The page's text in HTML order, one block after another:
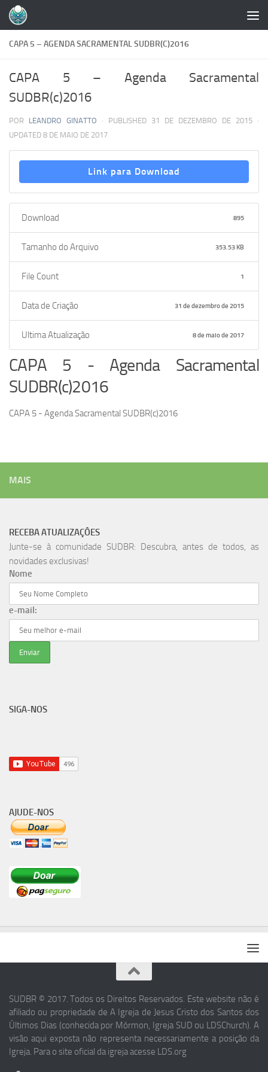
Skip to content
CAPA 5 – AGENDA SACRAMENTAL SUDBR(C)2016
CAPA 5 – Agenda Sacramental
SUDBR(c)2016
POR LEANDRO GINATTO · PUBLISHED 31 DE DEZEMBRO DE 2015 ·
UPDATED 8 DE MAIO DE 2017
Link para Download
Download 895
Tamanho do Arquivo 353.53 KB
File Count 1
Data de Criação 31 de dezembro de 2015
Ultima Atualização 8 de maio de 2017
CAPA 5 - Agenda Sacramental
SUDBR(c)2016
CAPA 5 - Agenda Sacramental SUDBR(c)2016
MAIS
RECEBA ATUALIZAÇÔES
Junte-se à comunidade SUDBR: Descubra, antes de todos, as
novidades exclusivas!
Nome
e-mail:
SIGA-NOS
AJUDE-NOS
SUDBR © 2017. Todos os Direitos Reservados. Este website não é
afiliado ou propriedade de A Igreja de Jesus Cristo dos Santos dos
Últimos Dias (conhecida por Mórmon, Igreja SUD ou LDSChurch). A
visão aqui exposta não representa necessariamente a posição da
Igreja. Para o site oficial da igreja acesse LDS.org